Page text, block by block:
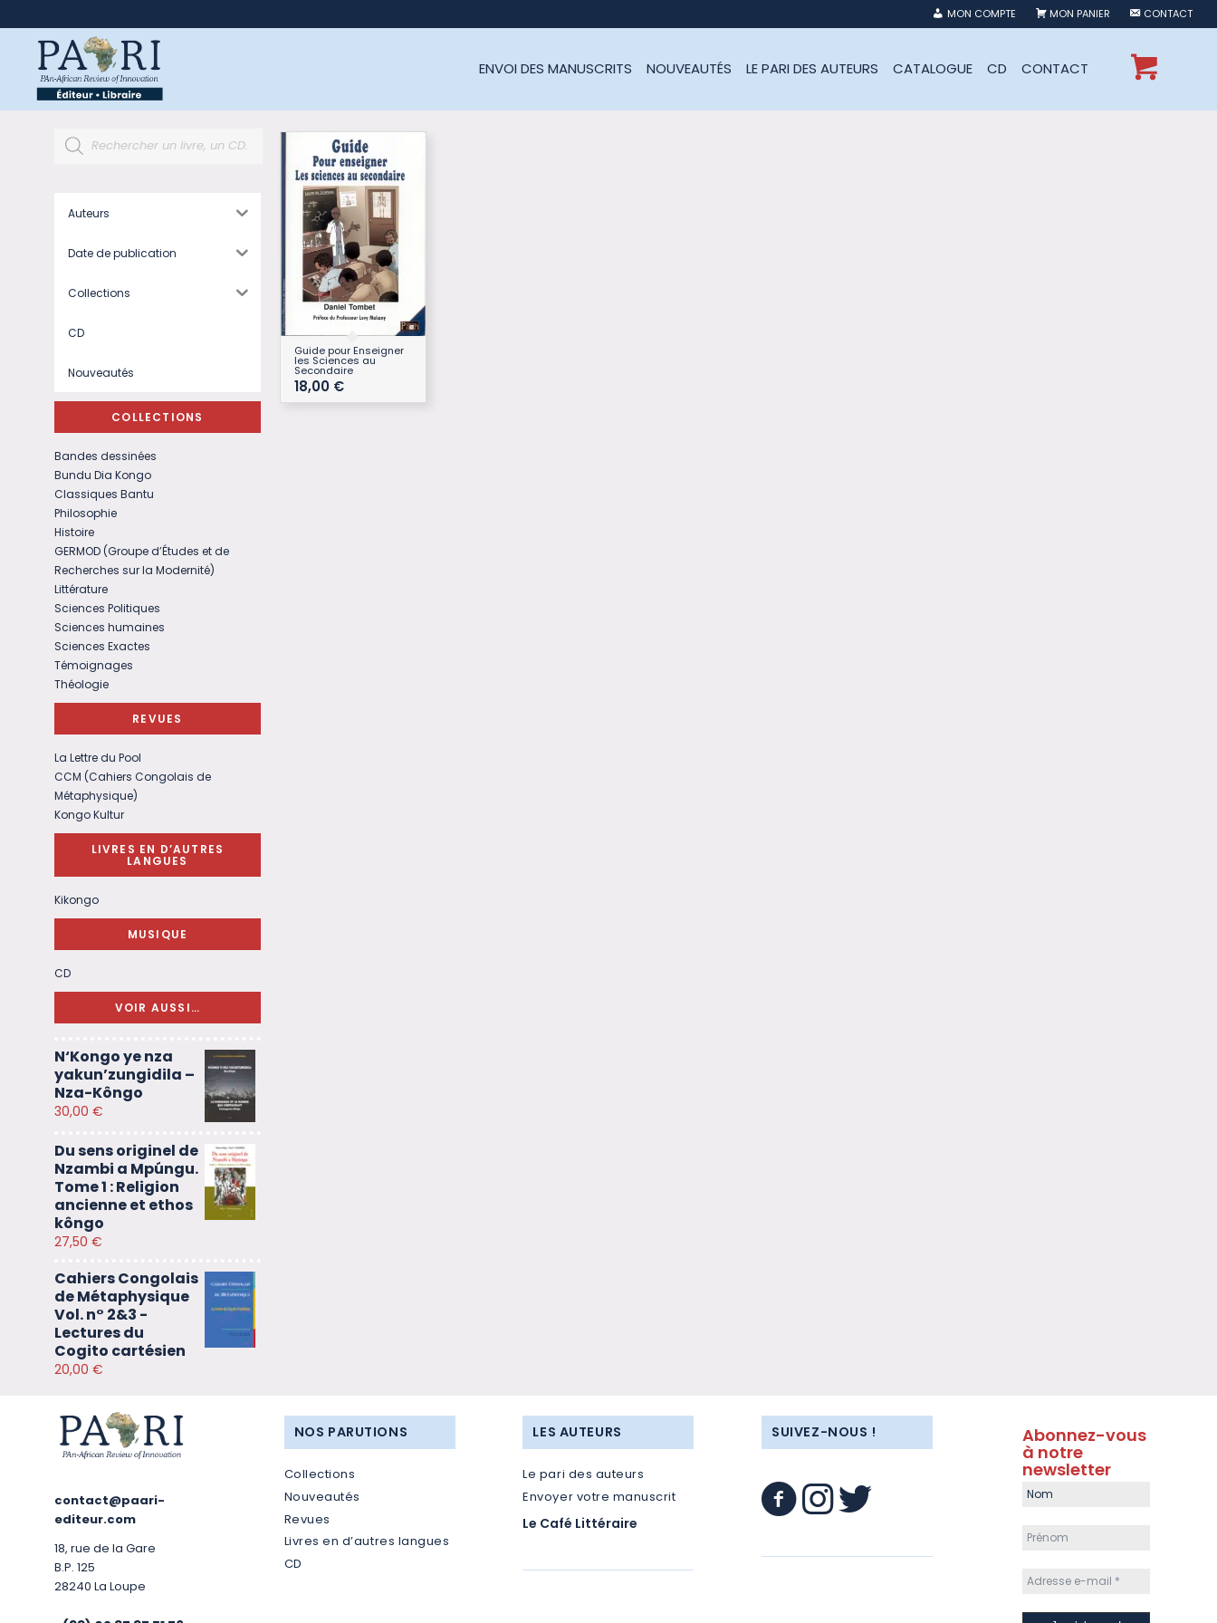
MON COMPTE MON PANIER CONTACT
ENVOI DES MANUSCRITS NOUVEAUTÉS LE PARI DES AUTEURS CATALOGUE CD CONTACT
Guide pour Enseigner
les Sciences au
Secondaire
18,00 €
Auteurs
Date de publication
Collections
CD
Nouveautés
COLLECTIONS
Bandes dessinées
Bundu Dia Kongo
Classiques Bantu
Philosophie
Histoire
GERMOD (Groupe d’Études et de
Recherches sur la Modernité)
Littérature
Sciences Politiques
Sciences humaines
Sciences Exactes
Témoignages
Théologie
REVUES
La Lettre du Pool
CCM (Cahiers Congolais de
Métaphysique)
Kongo Kultur
LIVRES EN D’AUTRES
LANGUES
Kikongo
MUSIQUE
CD
VOIR AUSSI…
N‘Kongo ye nza
yakun’zungidila –
Nza-Kôngo
30,00 €
Du sens originel de
Nzambi a Mpúngu.
Tome 1 : Religion
ancienne et ethos
kôngo
27,50 €
Cahiers Congolais
de Métaphysique
Vol. n° 2&3 -
Lectures du
Cogito cartésien
20,00 €
contact@paari-
editeur.com
18, rue de la Gare
B.P. 125
28240 La Loupe
NOS PARUTIONS
Collections
Nouveautés
Revues
Livres en d’autres langues
CD
LES AUTEURS
Le pari des auteurs
Envoyer votre manuscrit
Le Café Littéraire
SUIVEZ-NOUS ! Abonnez-vous
à notre
newsletter